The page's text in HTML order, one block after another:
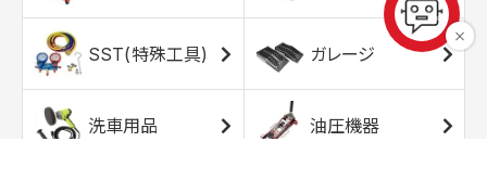
SST(特殊工具) ガレージ
洗車用品 油圧機器